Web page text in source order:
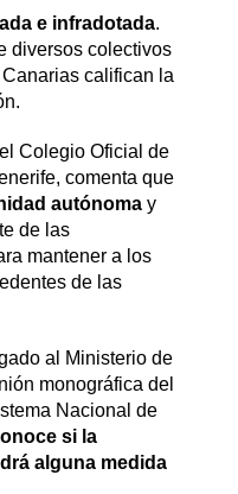
e infradotada.
diversos colectivos
califican la
Colegio Oficial de
comenta que
autónomay
de las
mantener a los
de las
al Ministerio de
monográfica del
Nacional de
si la
alguna medida